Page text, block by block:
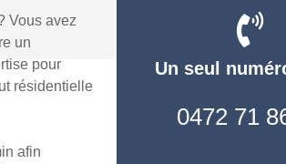
Vous avez
un
pour
résidentielle
afin
Un seul
0472 71